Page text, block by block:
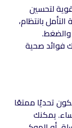
لتحسين
بانتظام،
والضغط.
فوائد صحية
تحديًا ممتعًا
يمكنك